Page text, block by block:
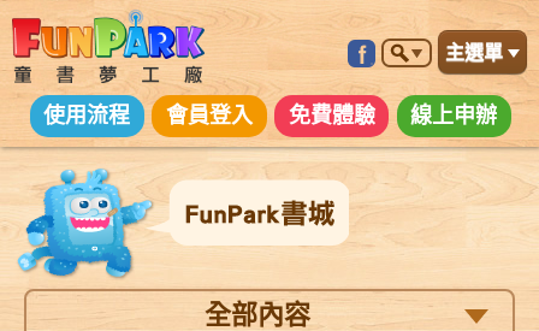
主選單
線上申辦
免費體驗
會員登入
使用流程
全部內容